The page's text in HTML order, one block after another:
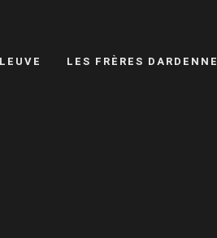
LES FRÈRES DARDENNE